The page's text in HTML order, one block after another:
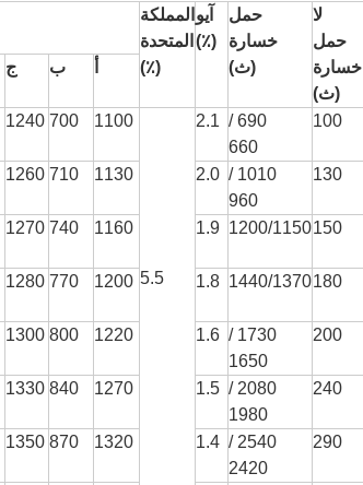
لا
حمل
خسارة
(ث)
حمل
خسارة
(ث)
آيو
(٪)
المملكة
المتحدة
(٪)
ب ج
100
690 /
660
2.1
5.5
1100
700
1240
130
1010 /
960
2.0
1130
710
1260
150
1200/1150
1.9
1160
740
1270
180
1440/1370
1.8
1200
770
1280
200
1730 /
1650
1.6
1220
800
1300
240
2080 /
1980
1.5
1270
840
1330
290
2540 /
2420
1.4
1320
870
1350